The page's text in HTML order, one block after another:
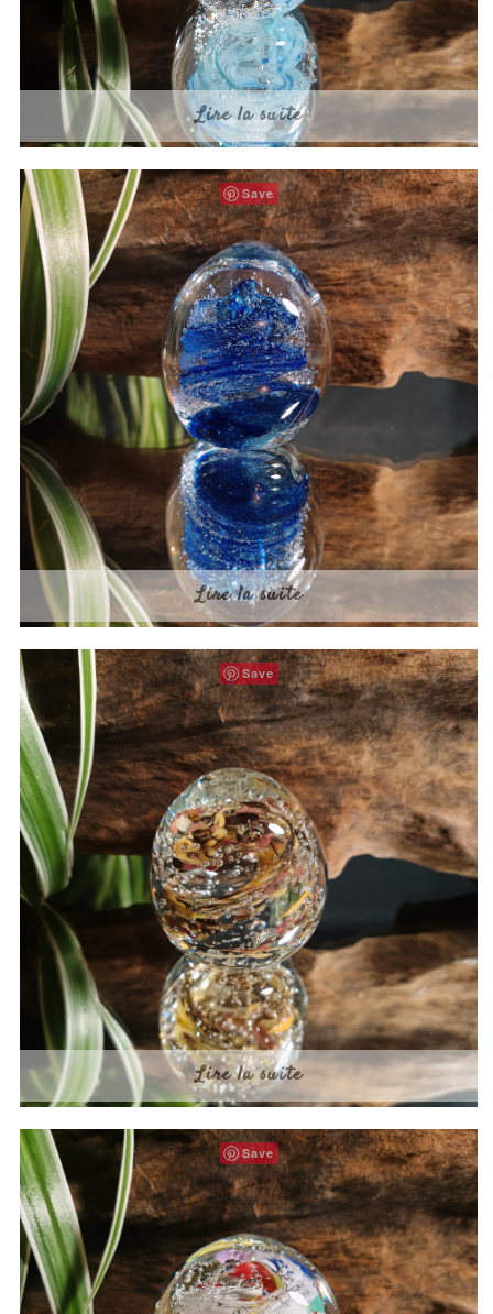
Lire la suite
Save
Bleu foncé
Lire la suite
Save
Marron
Lire la suite
Save
Multicolore